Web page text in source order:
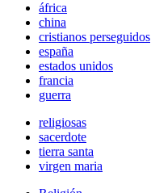
áfrica
china
cristianos perseguidos
españa
estados unidos
francia
guerra
religiosas
sacerdote
tierra santa
virgen maria